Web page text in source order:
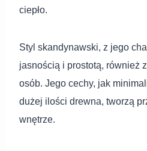
ciepło.
Styl skandynawski, z jego
jasnością i prostotą, również
osób. Jego cechy, jak
dużej ilości drewna, tworzą
wnętrze.